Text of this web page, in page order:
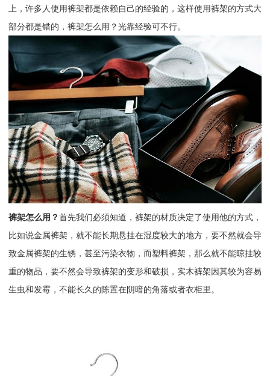
上，许多人使用裤架都是依赖自己的经验的，这样使用裤架的方式大
部分都是错的，裤架怎么用？光靠经验可不行。
裤架怎么用？ 首先我们必须知道，裤架的材质决定了使用他的方式，
比如说金属裤架，就不能长期悬挂在湿度较大的地方，要不然就会导
致金属裤架的生锈，甚至污染衣物，而塑料裤架，那么就不能晾挂较
重的物品，要不然会导致裤架的变形和破损，实木裤架因其较为容易
生虫和发霉，不能长久的陈置在阴暗的角落或者衣柜里。